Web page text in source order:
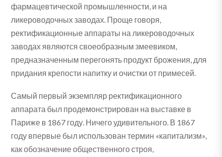
фармацевтической промышленности, и на
ликероводочных заводах. Проще говоря,
ректификационные аппараты на ликероводочных
заводах являются своеобразным змеевиком,
предназначенным перегонять продукт брожения, для
придания крепости напитку и очистки от примесей.
Самый первый экземпляр ректификационного
аппарата был продемонстрирован на выставке в
Париже в 1867 году. Ничего удивительного. В 1867
году впервые был использован термин «капитализм»,
как обозначение общественного строя,